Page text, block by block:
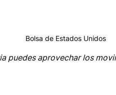
Bolsa de Estados Unidos
puedes aprovechar los